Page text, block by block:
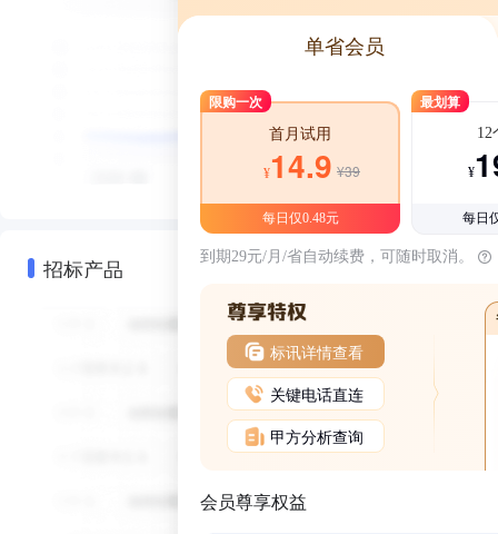
招标产品
单省会员
限购一次
首月试用
¥14.9 ¥39
每日仅0.48元
最划算
12
¥
每日
到期29元/月/省自动续费，可随时取消。
标讯详情查看
关键电话直连
甲方分析查询
会员尊享权益